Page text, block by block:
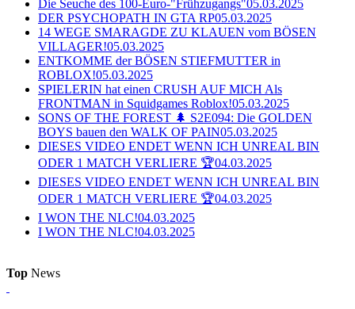
Die Seuche des 100-Euro-"Frühzugangs"05.03.2025
DER PSYCHOPATH IN GTA RP05.03.2025
14 WEGE SMARAGDE ZU KLAUEN vom BÖSEN
VILLAGER!05.03.2025
ENTKOMME der BÖSEN STIEFMUTTER in
ROBLOX!05.03.2025
SPIELERIN hat einen CRUSH AUF MICH Als
FRONTMAN in Squidgames Roblox!05.03.2025
SONS OF THE FOREST 🌲 S2E094: Die GOLDEN
BOYS bauen den WALK OF PAIN05.03.2025
DIESES VIDEO ENDET WENN ICH UNREAL BIN
ODER 1 MATCH VERLIERE 🏆04.03.2025
DIESES VIDEO ENDET WENN ICH UNREAL BIN
ODER 1 MATCH VERLIERE 🏆04.03.2025
I WON THE NLC!04.03.2025
I WON THE NLC!04.03.2025
Top News